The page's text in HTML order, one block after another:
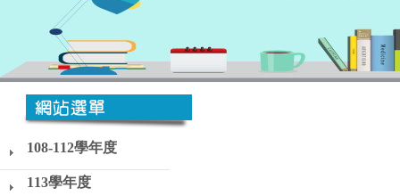
108-112學年度
113學年度